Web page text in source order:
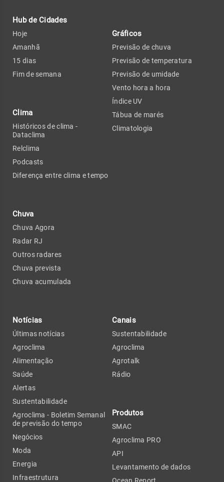
Hub de Cidades
Hoje
Amanhã
15 dias
Fim de semana
Clima
Históricos de clima -
Dataclima
Relclima
Podcasts
Diferença entre clima e tempo
Chuva
Chuva Agora
Radar RJ
Outros radares
Chuva prevista
Chuva acumulada
Gráficos
Previsão de chuva
Previsão de temperatura
Previsão de umidade
Vento hora a hora
Índice UV
Tábua de marés
Climatologia
Notícias
Últimas notícias
Agroclima
Alimentação
Saúde
Alertas
Sustentabilidade
Agroclima - Boletim Semanal
de previsão do tempo
Negócios
Moda
Energia
Infraestrutura
Canais
Sustentabilidade
Agroclima
Agrotalk
Rádio
Produtos
SMAC
Agroclima PRO
API
Levantamento de dados